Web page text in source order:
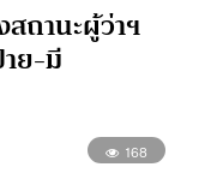
ถานะผู้ว่าฯ
ย-มี
168